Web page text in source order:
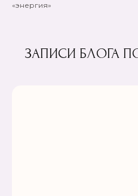
«энергия»
ЗАПИСИ БЛОГА